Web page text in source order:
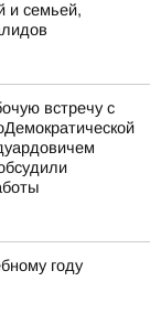
и семьей,
встречу с
году